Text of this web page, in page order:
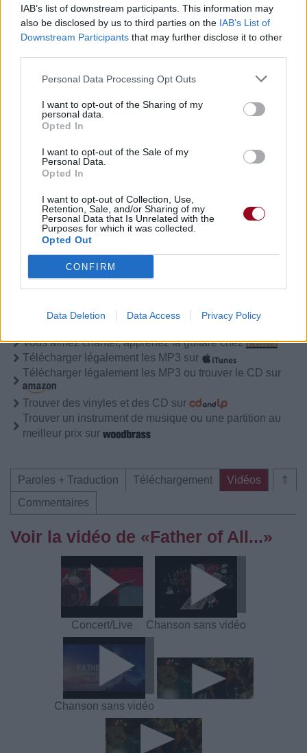
IAB’s list of downstream participants. This information may
also be disclosed by us to third parties on the IAB’s List of
Downstream Participants that may further disclose it to other
Personal Data Processing Opt Outs
I want to opt-out of the Sharing of my
personal data.
Opted In
I want to opt-out of the Sale of my
Personal Data.
Opted In
I want to opt-out of Collection, Use,
Retention, Sale, and/or Sharing of my
Personal Data that Is Unrelated with the
Purposes for which it was collected.
Opted Out
CONFIRM
Data Deletion Data Access Privacy Policy
2019 à 14h06.
Albums : Father of All...
Paroles + Traduction Téléchargement
Vidéos
Commentaires
Pour prolonger le plaisir musical :
Vous aimez chanter, apprenez la guitare chez
Télécharger légalement les MP3 sur
Télécharger légalement les MP3 ou trouver le CD sur
Trouver des vinyles et des CD sur
Trouver un instrument de musique ou une partition au
meilleur prix sur
⇑
Paroles + Traduction Téléchargement
Vidéos
Commentaires
Voir la vidéo de «Father of All...»
Concert/Live Chanson sans vidéo
Chanson sans vidéo